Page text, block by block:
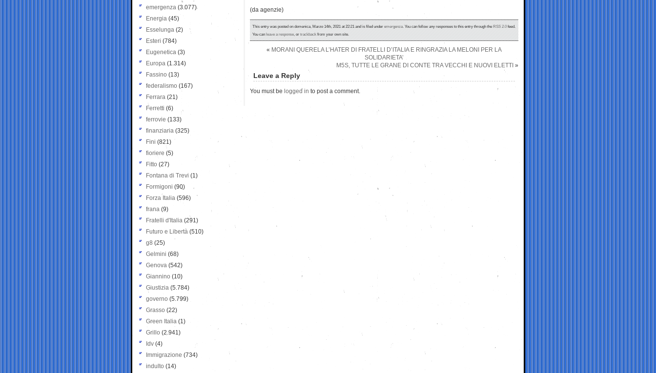
(da agenzie)
This entry was posted on domenica, Marzo 14th, 2021 at 22:21 and is filed underemergenza. You can follow any responses to this entry through theRSS 2.0feed.
You canleave a response, ortrackbackfrom your own site.
« MORANI QUERELA L’HATER DI FRATELLI D’ITALIA E RINGRAZIA LA MELONI PER LA
SOLIDARIETA’
M5S, TUTTE LE GRANE DI CONTE TRA VECCHI E NUOVI ELETTI »
Leave a Reply
You must be logged in to post a comment.
emergenza (3.077)
Energia (45)
Esselunga (2)
Esteri (784)
Eugenetica (3)
Europa (1.314)
Fassino (13)
federalismo (167)
Ferrara (21)
Ferretti (6)
ferrovie (133)
finanziaria (325)
Fini (821)
fioriere (5)
Fitto (27)
Fontana di Trevi (1)
Formigoni (90)
Forza Italia (596)
frana (9)
Fratelli d'Italia (291)
Futuro e Libertà (510)
g8 (25)
Gelmini (68)
Genova (542)
Giannino (10)
Giustizia (5.784)
governo (5.799)
Grasso (22)
Green Italia (1)
Grillo (2.941)
Idv (4)
Immigrazione (734)
indulto (14)